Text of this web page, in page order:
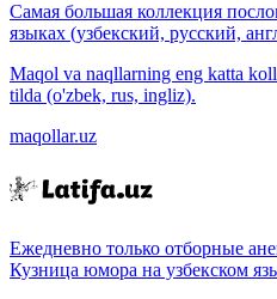
Самая большая коллекция
языках (узбекский, русский,
Maqol va naqllarning eng katta
tilda (o'zbek, rus, ingliz).
maqollar.uz
Ежедневно только отборные
Кузница юмора на узбекском